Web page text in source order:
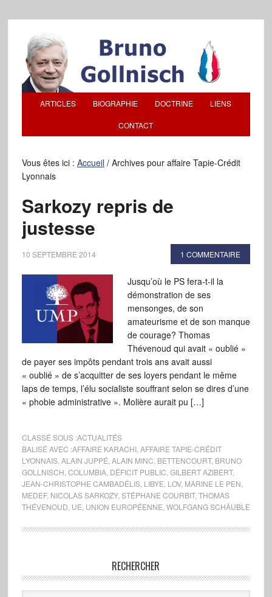
ARTICLES BIOGRAPHIE DOCTRINE LIENS
CONTACT
Vous êtes ici : Accueil /Archives pour affaire Tapie-Crédit
Lyonnais
Sarkozy repris de
justesse
10 SEPTEMBRE 2014 1 COMMENTAIRE
Jusqu’où le PS fera-t-il la
démonstration de ses
mensonges, de son
amateurisme et de son manque
de courage? Thomas
Thévenoud qui avait « oublié »
de payer ses impôts pendant trois ans avait aussi
« oublié » de s’acquitter de ses loyers pendant le même
laps de temps, l’élu socialiste souffrant selon se dires d’une
« phobie administrative ». Molière aurait pu […]
CLASSÉ SOUS :ACTUALITÉS
BALISÉ AVEC :AFFAIRE KARACHI, AFFAIRE TAPIE-CRÉDIT
LYONNAIS, ALAIN JUPPÉ ALAIN MINC BETTENCOURT, BRUNO
GOLLNISCH COLUMBIA, DÉFICIT PUBLIC GILBERT AZIBERT,
JEAN-CHRISTOPHE CAMBADÉLIS, LIBYE LOV, MARINE LE PEN
MEDEF, NICOLAS SARKOZY, STÉPHANE COURBIT, THOMAS
THÉVENOUD UE UNION EUROPÉENNE WOLFGANG SCHÄUBLE
RECHERCHER